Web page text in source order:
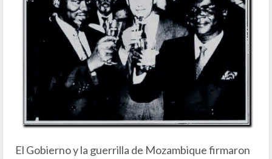
El Gobierno y la guerrilla de Mozambique firmaron